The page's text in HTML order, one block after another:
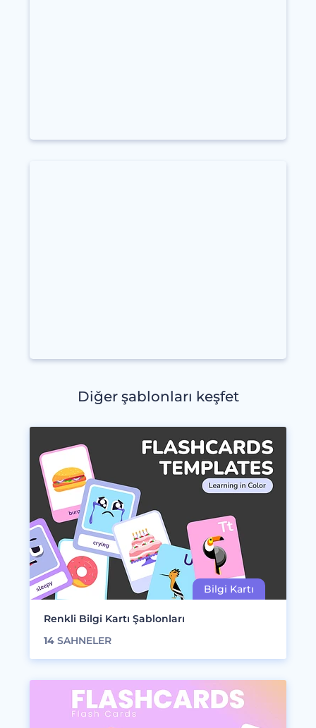
Diğer şablonları keşfet
Renkli Bilgi Kartı Şablonları
14 SAHNELER